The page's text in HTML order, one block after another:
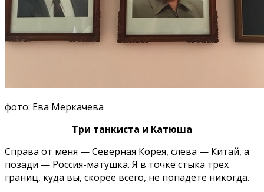
фото: Ева Меркачева
Три танкиста и Катюша
Справа от меня — Северная Корея, слева — Китай, а
позади — Россия-матушка. Я в точке стыка трех
границ, куда вы, скорее всего, не попадете никогда.